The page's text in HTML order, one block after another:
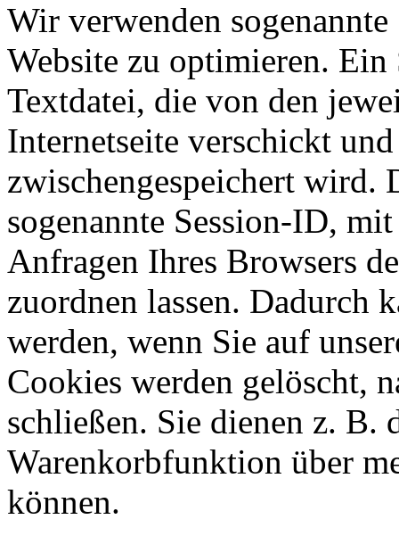
Wir verwenden
Website zu optimieren.
Textdatei, die von den
Internetseite verschickt
zwischengespeichert wird.
sogenannte Session-ID,
Anfragen Ihres Browsers
zuordnen lassen. Dadurch
werden, wenn Sie auf
Cookies werden gelöscht,
schließen. Sie dienen z. B.
Warenkorbfunktion über
können.